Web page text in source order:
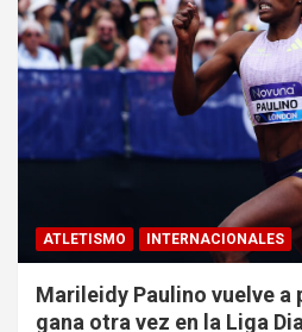
ATLETISMO INTERNACIONALES
Marileidy Paulino vuelve a
gana otra vez en la Liga